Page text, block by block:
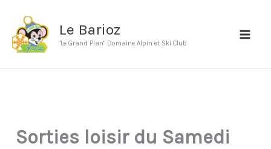
contenu
Le Barioz
"Le Grand Plan" Domaine Alpin et Ski Club
Sorties loisir du Samedi